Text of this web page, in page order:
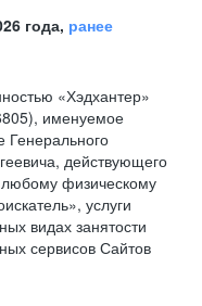
года, ранее
«Хэдхантер»
именуемое
Генерального
действующего
любому физическому
услуги
видах занятости
сервисов Сайтов